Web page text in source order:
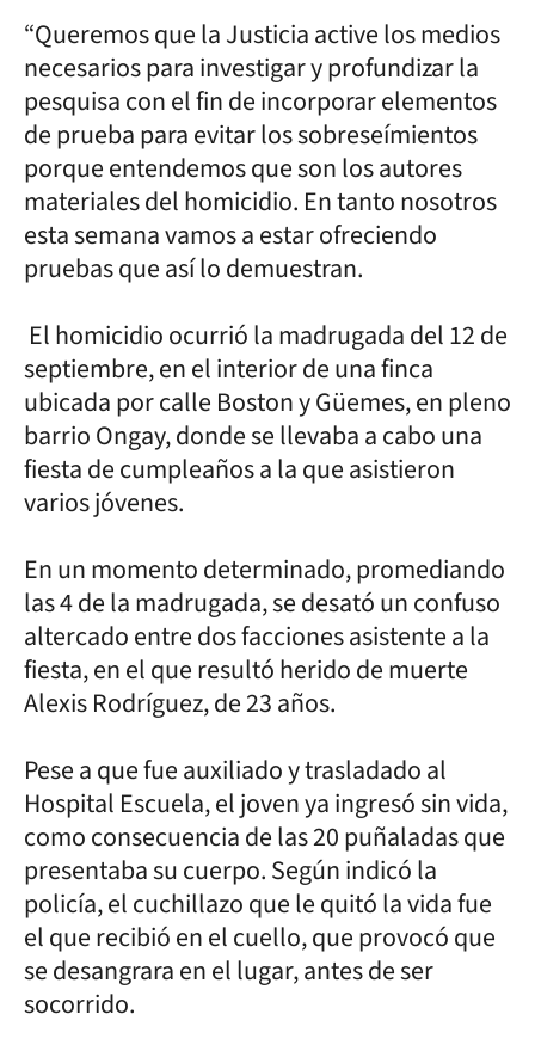
“Queremos que la Justicia active los medios
necesarios para investigar y profundizar la
pesquisa con el fin de incorporar elementos
de prueba para evitar los sobreseímientos
porque entendemos que son los autores
materiales del homicidio. En tanto nosotros
esta semana vamos a estar ofreciendo
pruebas que así lo demuestran.
El homicidio ocurrió la madrugada del 12 de
septiembre, en el interior de una finca
ubicada por calle Boston y Güemes, en pleno
barrio Ongay, donde se llevaba a cabo una
fiesta de cumpleaños a la que asistieron
varios jóvenes.
En un momento determinado, promediando
las 4 de la madrugada, se desató un confuso
altercado entre dos facciones asistente a la
fiesta, en el que resultó herido de muerte
Alexis Rodríguez, de 23 años.
Pese a que fue auxiliado y trasladado al
Hospital Escuela, el joven ya ingresó sin vida,
como consecuencia de las 20 puñaladas que
presentaba su cuerpo. Según indicó la
policía, el cuchillazo que le quitó la vida fue
el que recibió en el cuello, que provocó que
se desangrara en el lugar, antes de ser
socorrido.